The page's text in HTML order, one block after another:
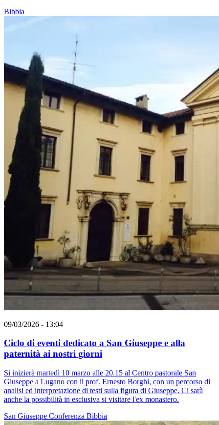
Bibbia
09/03/2026 - 13:04
Ciclo di eventi dedicato a San Giuseppe e alla
paternità ai nostri giorni
Si inizierà martedì 10 marzo alle 20.15 al Centro pastorale San
Giuseppe a Lugano con il prof. Ernesto Borghi, con un percorso di
analisi ed interpretazione di testi sulla figura di Giuseppe. Ci sarà
anche la possibilità in esclusiva si visitare l'ex monastero.
San Giuseppe Conferenza Bibbia